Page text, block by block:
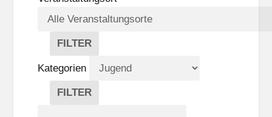
FILTER
V
E
R
A
Kategorien
FILTER